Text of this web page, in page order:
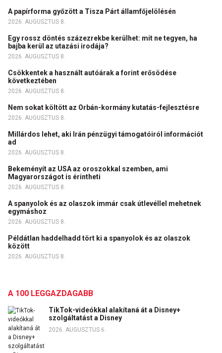
A papírforma győzött a Tisza Párt államfőjelölésén
2026. AUGUSZTUS 8.
Egy rossz döntés százezrekbe kerülhet: mit ne tegyen, ha
bajba kerül az utazási irodája?
2026. AUGUSZTUS 8.
Csökkentek a használt autóárak a forint erősödése
következtében
2026. AUGUSZTUS 8.
Nem sokat költött az Orbán-kormány kutatás-fejlesztésre
2026. AUGUSZTUS 8.
Millárdos lehet, aki Irán pénzügyi támogatóiról információt
ad
2026. AUGUSZTUS 8.
Bekeményít az USA az oroszokkal szemben, ami
Magyarországot is érintheti
2026. AUGUSZTUS 8.
A spanyolok és az olaszok immár csak útlevéllel mehetnek
egymáshoz
2026. AUGUSZTUS 8.
Példátlan haddelhadd tört ki a spanyolok és az olaszok
között
2026. AUGUSZTUS 8.
A 100 LEGGAZDAGABB
TikTok-videókkal alakítaná át a Disney+
szolgáltatást a Disney
2026. AUGUSZTUS 6.